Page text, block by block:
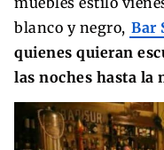
blanco y negro, Bar
quienes quieran
las noches hasta la